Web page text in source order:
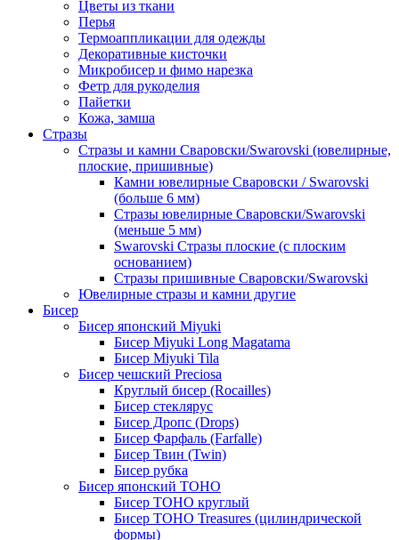
Цветы из ткани
Перья
Термоаппликации для одежды
Декоративные кисточки
Микробисер и фимо нарезка
Фетр для рукоделия
Пайетки
Кожа, замша
Стразы
Стразы и камни Сваровски/Swarovski (ювелирные,
плоские, пришивные)
Камни ювелирные Сваровски / Swarovski
(больше 6 мм)
Стразы ювелирные Сваровски/Swarovski
(меньше 5 мм)
Swarovski Стразы плоские (с плоским
основанием)
Стразы пришивные Сваровски/Swarovski
Ювелирные стразы и камни другие
Бисер
Бисер японский Miyuki
Бисер Miyuki Long Magatama
Бисер Miyuki Tila
Бисер чешский Preciosa
Круглый бисер (Rocailles)
Бисер стеклярус
Бисер Дропс (Drops)
Бисер Фарфаль (Farfalle)
Бисер Твин (Twin)
Бисер рубка
Бисер японский TOHO
Бисер TOHO круглый
Бисер TOHO Treasures (цилиндрической
формы)